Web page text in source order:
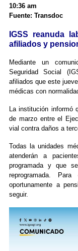
10:36 am
Fuente: Transdoc
IGSS reanuda
afiliados y
Mediante un
Seguridad Social
afiliados que este
médicas con
La institución informó
de marzo entre el
vial contra daños a
Todas la unidades
atenderán a
programada y que
reprogramada.
oportunamente a
seguir.